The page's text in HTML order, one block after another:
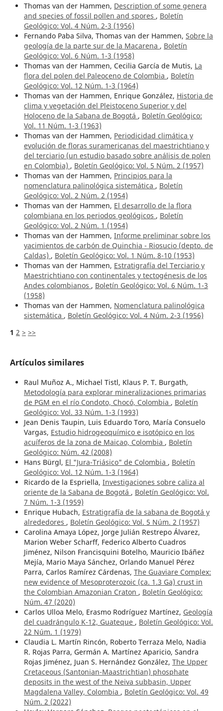
Thomas van der Hammen, Description of some genera
and species of fossil pollen and spores , Boletín
Geológico: Vol. 4 Núm. 2-3 (1956)
Fernando Paba Silva, Thomas van der Hammen, Sobre la
geología de la parte sur de la Macarena , Boletín
Geológico: Vol. 6 Núm. 1-3 (1958)
Thomas van der Hammen, Cecilia García de Mutis, La
flora del polen del Paleoceno de Colombia , Boletín
Geológico: Vol. 12 Núm. 1-3 (1964)
Thomas van der Hammen, Enrique González, Historia de
clima y vegetación del Pleistoceno Superior y del
Holoceno de la Sabana de Bogotá , Boletín Geológico:
Vol. 11 Núm. 1-3 (1963)
Thomas van der Hammen, Periodicidad climática y
evolución de floras suramericanas del maestrichtiano y
del terciario (un estudio basado sobre análisis de polen
en Colombia) , Boletín Geológico: Vol. 5 Núm. 2 (1957)
Thomas van der Hammen, Principios para la
nomenclatura palinológica sistemática , Boletín
Geológico: Vol. 2 Núm. 2 (1954)
Thomas van der Hammen, El desarrollo de la flora
colombiana en los periodos geológicos , Boletín
Geológico: Vol. 2 Núm. 1 (1954)
Thomas van der Hammen, Informe preliminar sobre los
yacimientos de carbón de Quinchia - Riosucio (depto. de
Caldas) , Boletín Geológico: Vol. 1 Núm. 8-10 (1953)
Thomas van der Hammen, Estratigrafía del Terciario y
Maestrichtiano con continentales y tectogénesis de los
Andes colombianos , Boletín Geológico: Vol. 6 Núm. 1-3
(1958)
Thomas van der Hammen, Nomenclatura palinológica
sistemática , Boletín Geológico: Vol. 4 Núm. 2-3 (1956)
1 2 > >>
Artículos similares
Raul Muñoz A., Michael Tistl, Klaus P. T. Burgath,
Metodología para explorar mineralizaciones primarias
de PGM en el río Condoto, Chocó, Colombia , Boletín
Geológico: Vol. 33 Núm. 1-3 (1993)
Jean Denis Taupin, Luis Eduardo Toro, María Consuelo
Vargas, Estudio hidrogeoquímico e isotópico en los
acuíferos de la zona de Maicao, Colombia , Boletín
Geológico: Núm. 42 (2008)
Hans Bürgl, El "Jura-Triásico" de Colombia , Boletín
Geológico: Vol. 12 Núm. 1-3 (1964)
Ricardo de la Espriella, Investigaciones sobre caliza al
oriente de la Sabana de Bogotá , Boletín Geológico: Vol.
7 Núm. 1-3 (1959)
Enrique Hubach, Estratigrafía de la sabana de Bogotá y
alrededores , Boletín Geológico: Vol. 5 Núm. 2 (1957)
Carolina Amaya López, Jorge Julián Restrepo Álvarez,
Marion Weber Scharff, Federico Alberto Cuadros
Jiménez, Nilson Francisquini Botelho, Mauricio Ibáñez
Mejía, Mario Maya Sánchez, Orlando Manuel Pérez
Parra, Carlos Ramírez Cárdenas, The Guaviare Complex:
new evidence of Mesoproterozoic (ca. 1.3 Ga) crust in
the Colombian Amazonian Craton , Boletín Geológico:
Núm. 47 (2020)
Carlos Ulloa Melo, Erasmo Rodríguez Martínez, Geología
del cuadrángulo K-12, Guateque , Boletín Geológico: Vol.
22 Núm. 1 (1979)
Claudia L. Martín Rincón, Roberto Terraza Melo, Nadia
R. Rojas Parra, Germán A. Martínez Aparicio, Sandra
Rojas Jiménez, Juan S. Hernández González, The Upper
Cretaceous (Santonian-Maastrichtian) phosphate
deposits in the west of the Neiva subbasin, Upper
Magdalena Valley, Colombia , Boletín Geológico: Vol. 49
Núm. 2 (2022)